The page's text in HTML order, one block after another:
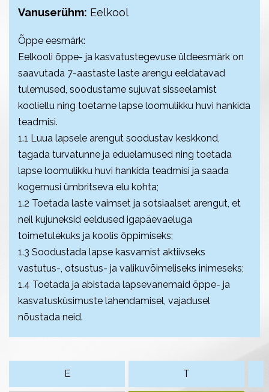
Vanuserühm: Eelkool
Õppe eesmärk:
Eelkooli õppe- ja kasvatustegevuse üldeesmärk on
saavutada 7-aastaste laste arengu eeldatavad
tulemused, soodustame sujuvat sisseelamist
kooliellu ning toetame lapse loomulikku huvi hankida
teadmisi.
1.1 Luua lapsele arengut soodustav keskkond,
tagada turvatunne ja eduelamused ning toetada
lapse loomulikku huvi hankida teadmisi ja saada
kogemusi ümbritseva elu kohta;
1.2 Toetada laste vaimset ja sotsiaalset arengut, et
neil kujuneksid eeldused igapäevaeluga
toimetulekuks ja koolis õppimiseks;
1.3 Soodustada lapse kasvamist aktiivseks
vastutus-, otsustus- ja valikuvõimeliseks inimeseks;
1.4 Toetada ja abistada lapsevanemaid õppe- ja
kasvatusküsimuste lahendamisel, vajadusel
nõustada neid.
E T